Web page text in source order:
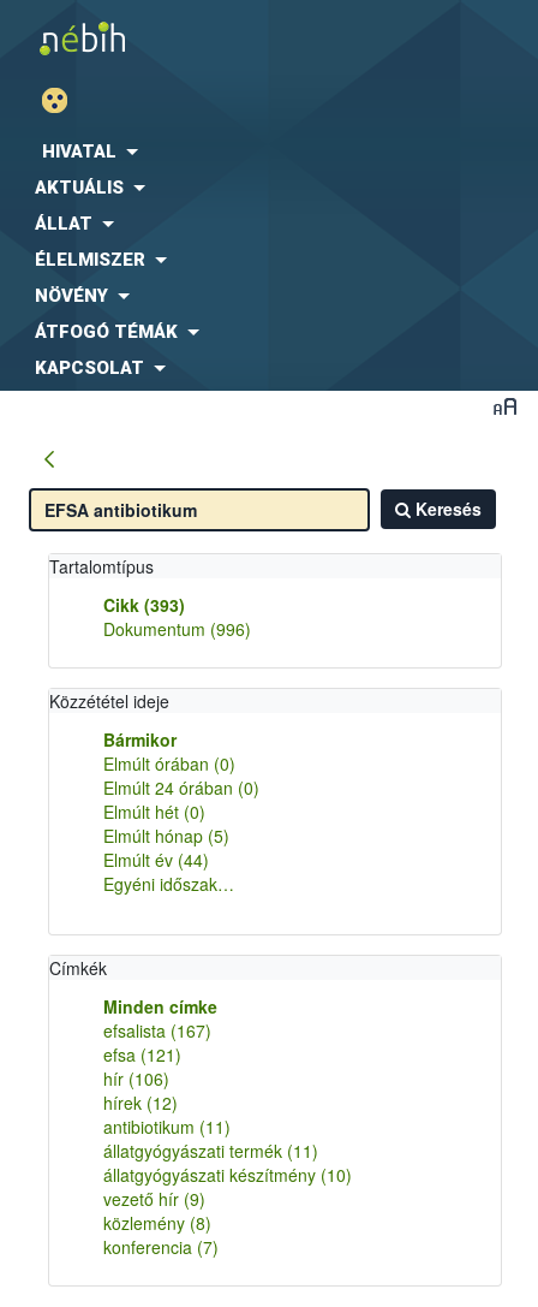
HIVATAL
AKTUÁLIS
ÁLLAT
ÉLELMISZER
NÖVÉNY
ÁTFOGÓ TÉMÁK
KAPCSOLAT
Keresés
Tartalomtípus
Cikk (393)
Dokumentum (996)
Közzététel ideje
Bármikor
Elmúlt órában (0)
Elmúlt 24 órában (0)
Elmúlt hét (0)
Elmúlt hónap (5)
Elmúlt év (44)
Egyéni időszak…
Címkék
Minden címke
efsalista (167)
efsa (121)
hír (106)
hírek (12)
antibiotikum (11)
állatgyógyászati termék (11)
állatgyógyászati készítmény (10)
vezető hír (9)
közlemény (8)
konferencia (7)